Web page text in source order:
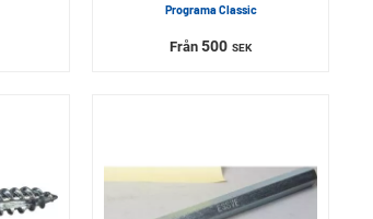
Programa Classic
Från 500 SEK